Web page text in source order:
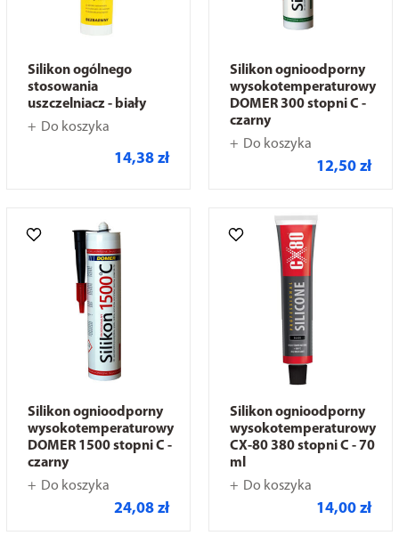
Silikon ogólnego
stosowania
uszczelniacz - biały
Do koszyka
14,38 zł
Silikon ognioodporny
wysokotemperaturowy
DOMER 300 stopni C -
czarny
Do koszyka
12,50 zł
Silikon ognioodporny
wysokotemperaturowy
DOMER 1500 stopni C -
czarny
Do koszyka
24,08 zł
Silikon ognioodporny
wysokotemperaturowy
CX-80 380 stopni C - 70
ml
Do koszyka
14,00 zł